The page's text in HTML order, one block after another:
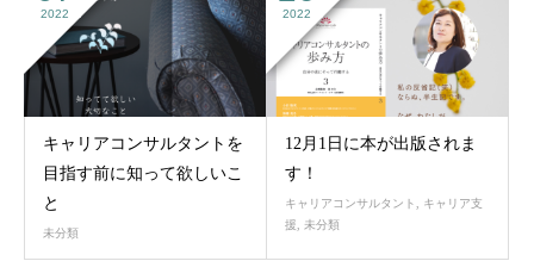
2022
キャリアコンサルタントを
目指す前に知って欲しいこ
と
未分類
2022
12月1日に本が出版されま
す！
キャリアコンサルタント
キャリア支
援
未分類